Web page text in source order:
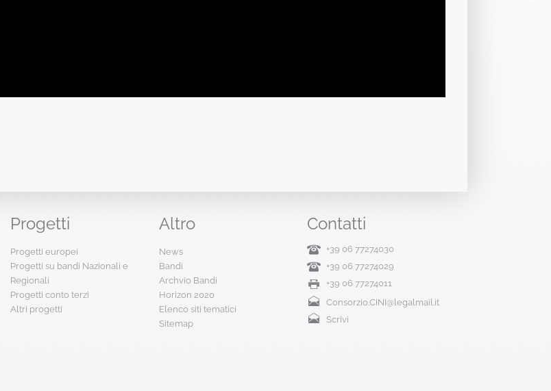
Progetti
Progetti europei
Progetti su bandi Nazionali e
Regionali
Progetti conto terzi
Altri progetti
Altro
News
Bandi
Archvio Bandi
Horizon 2020
Elenco siti tematici
Sitemap
Contatti
+39 06 77274030
+39 06 77274029
+39 06 77274011
Consorzio.CINI@legalmail.it
Scrivi